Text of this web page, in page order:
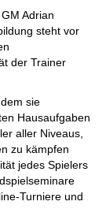
Adrian
steht vor
der Trainer
sie
Hausaufgaben
aller Niveaus,
zu kämpfen
jedes Spielers
Turniere und